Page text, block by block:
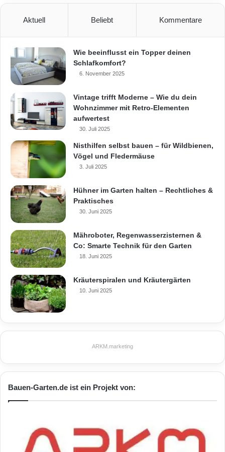
Aktuell Beliebt Kommentare
Wie beeinflusst ein Topper deinen
Schlafkomfort?
6. November 2025
Vintage trifft Moderne – Wie du dein
Wohnzimmer mit Retro-Elementen
aufwertest
30. Juli 2025
Nisthilfen selbst bauen – für Wildbienen,
Vögel und Fledermäuse
3. Juli 2025
Hühner im Garten halten – Rechtliches &
Praktisches
30. Juni 2025
Mähroboter, Regenwasserzisternen &
Co: Smarte Technik für den Garten
18. Juni 2025
Kräuterspiralen und Kräutergärten
10. Juni 2025
ARKM.marketing
Bauen-Garten.de ist ein Projekt von: